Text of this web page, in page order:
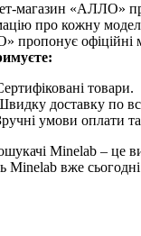
магазин «АЛЛО»
про кожну
пропонує офіційні
товари.
доставку по
умови оплати та
Minelab – це
Minelab вже